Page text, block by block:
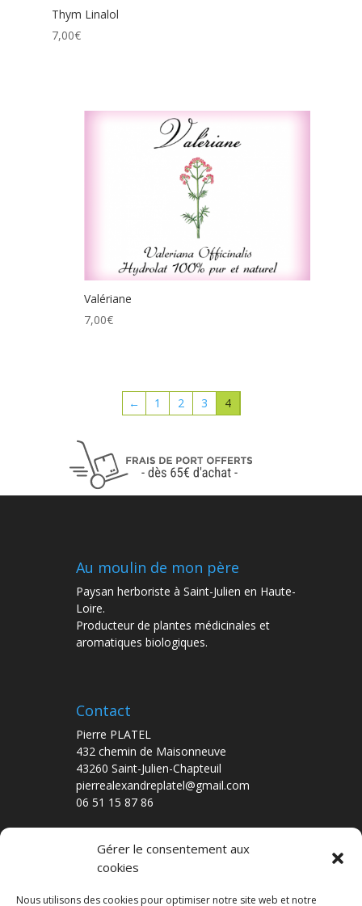
Gérer le consentement aux
cookies
Nous utilisons des cookies pour optimiser notre site web et notre
Thym Linalol
7,00€
Valériane
7,00€
← 1 2 3 4
Au moulin de mon père
Paysan herboriste à Saint-Julien en Haute-
Loire.
Producteur de plantes médicinales et
aromatiques biologiques.
Contact
Pierre PLATEL
432 chemin de Maisonneuve
43260 Saint-Julien-Chapteuil
pierrealexandreplatel@gmail.com
06 51 15 87 86
Nos dernières publications
De Ferme en Ferme – édition 2016